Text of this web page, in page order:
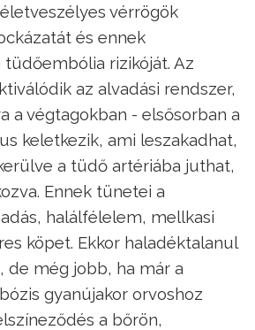
vérrögök
és ennek
rizikóját. Az
az alvadási rendszer,
a végtagokban - elsősorban a
keletkezik, ami leszakadhat,
a tüdő artériába juthat,
Ennek tünetei a
halálfélelem, mellkasi
köpet. Ekkor haladéktalanul
de még jobb, ha már a
gyanújakor orvoshoz
a bőrön,